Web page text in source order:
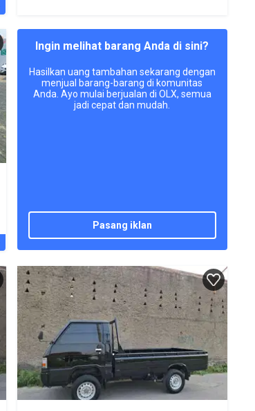
Ingin melihat barang Anda di sini?
Hasilkan uang tambahan sekarang dengan
menjual barang-barang di komunitas
Anda. Ayo mulai berjualan di OLX, semua
jadi cepat dan mudah.
pasang iklan